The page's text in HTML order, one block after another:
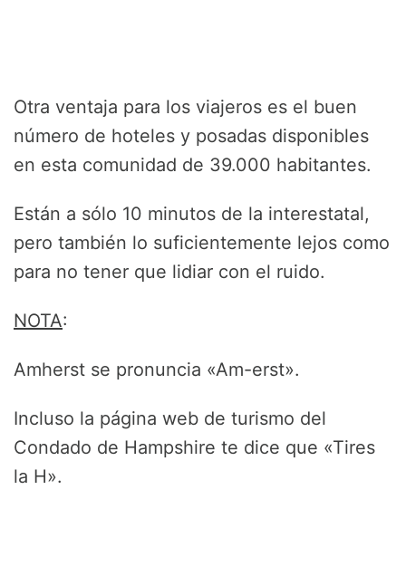
Otra ventaja para los viajeros es el buen
número de hoteles y posadas disponibles
en esta comunidad de 39.000 habitantes.
Están a sólo 10 minutos de la interestatal,
pero también lo suficientemente lejos como
para no tener que lidiar con el ruido.
NOTA:
Amherst se pronuncia «Am-erst».
Incluso la página web de turismo del
Condado de Hampshire te dice que «Tires
la H».